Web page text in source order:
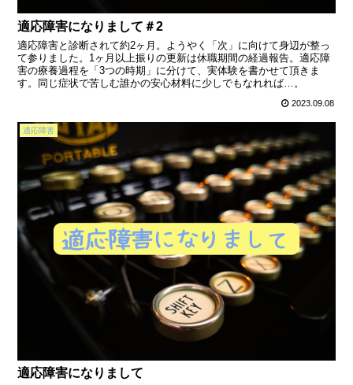
適応障害になりまして＃2
適応障害と診断されて約2ヶ月。ようやく「次」に向けて身辺が整っ
て参りました。1ヶ月以上振りの更新は休職期間の経過報告。適応障
害の療養過程を「3つの時期」に分けて、実体験を書かせて頂きま
す。同じ症状で苦しむ誰かの安心材料に少しでもなれれば…。
2023.09.08
適応障害
適応障害になりまして